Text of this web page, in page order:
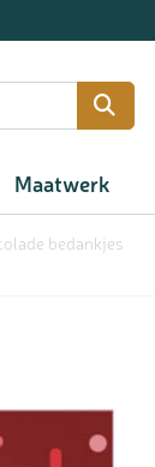
Maatwerk
bedankjes